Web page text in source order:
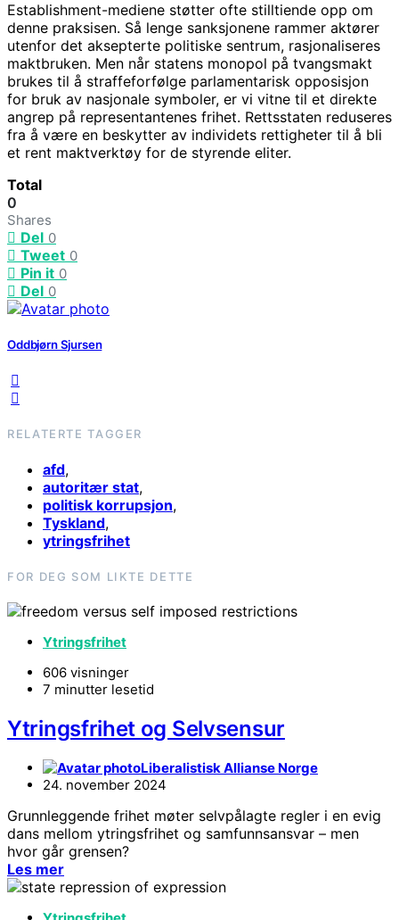
Establishment-mediene støtter ofte stilltiende opp om
denne praksisen. Så lenge sanksjonene rammer aktører
utenfor det aksepterte politiske sentrum, rasjonaliseres
maktbruken. Men når statens monopol på tvangsmakt
brukes til å straffeforfølge parlamentarisk opposisjon
for bruk av nasjonale symboler, er vi vitne til et direkte
angrep på representantenes frihet. Rettsstaten reduseres
fra å være en beskytter av individets rettigheter til å bli
et rent maktverktøy for de styrende eliter.
Total
0
Shares
Del 0
Tweet 0
Pin it 0
Del 0
Oddbjørn Sjursen
RELATERTE TAGGER
afd,
autoritær stat,
politisk korrupsjon,
Tyskland,
ytringsfrihet
FOR DEG SOM LIKTE DETTE
Ytringsfrihet
606 visninger
7 minutter lesetid
Ytringsfrihet og Selvsensur
Liberalistisk Allianse Norge
24. november 2024
Grunnleggende frihet møter selvpålagte regler i en evig
dans mellom ytringsfrihet og samfunnsansvar – men
hvor går grensen?
Les mer